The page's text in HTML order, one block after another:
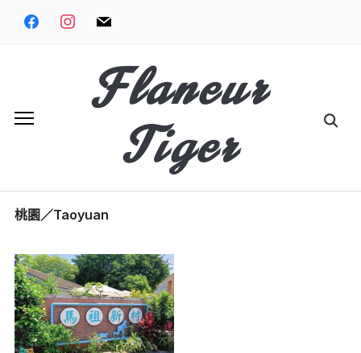
facebookinstagrammail
Flaneur
Tiger
Search
桃園／Taoyuan